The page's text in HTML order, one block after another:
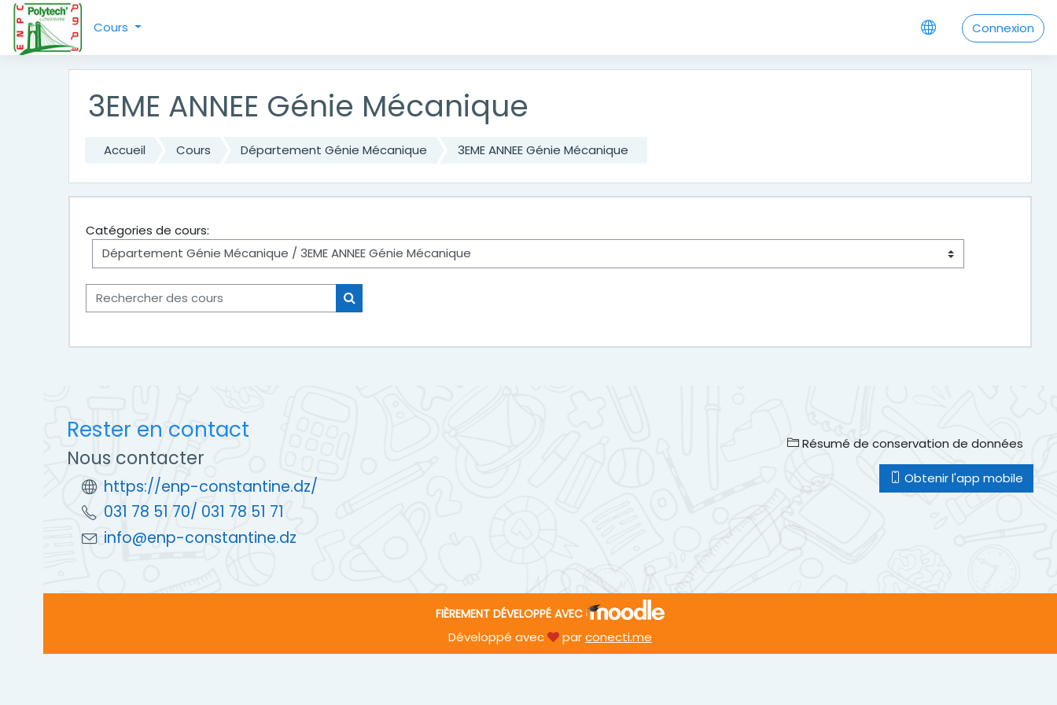
Cours Connexion
Passer au contenu principal
3EME ANNEE Génie Mécanique
Accueil Cours Département Génie Mécanique 3EME ANNEE Génie Mécanique
Catégories de cours:
Rechercher des cours
Rechercher des cours
Rester en contact
Nous contacter
https://enp-constantine.dz/
031 78 51 70/ 031 78 51 71
info@enp-constantine.dz
Résumé de conservation de données
Obtenir l'app mobile
FIÈREMENT DÉVELOPPÉ AVEC
Développé avec parconecti.me